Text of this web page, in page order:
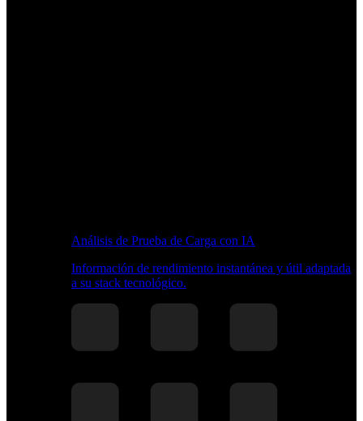
Análisis de Prueba de Carga con IA
Información de rendimiento instantánea y útil adaptada
a su stack tecnológico.